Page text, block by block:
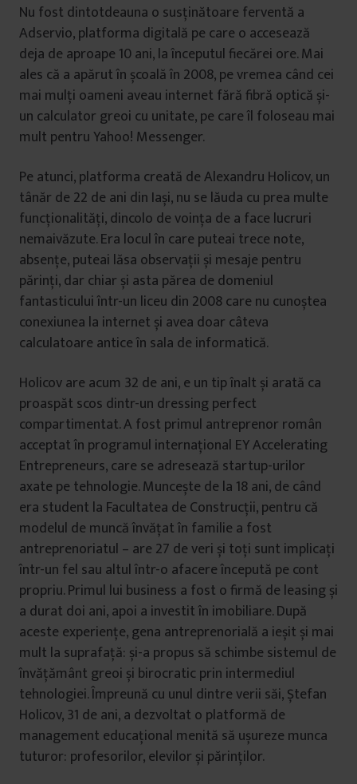
Nu fost dintotdeauna o susținătoare ferventă a
Adservio, platforma digitală pe care o accesează
deja de aproape 10 ani, la începutul fiecărei ore. Mai
ales că a apărut în școală în 2008, pe vremea când cei
mai mulți oameni aveau internet fără fibră optică și-
un calculator greoi cu unitate, pe care îl foloseau mai
mult pentru Yahoo! Messenger.
Pe atunci, platforma creată de Alexandru Holicov, un
tânăr de 22 de ani din Iași, nu se lăuda cu prea multe
funcționalități, dincolo de voința de a face lucruri
nemaivăzute. Era locul în care puteai trece note,
absențe, puteai lăsa observații și mesaje pentru
părinți, dar chiar și asta părea de domeniul
fantasticului într-un liceu din 2008 care nu cunoștea
conexiunea la internet și avea doar câteva
calculatoare antice în sala de informatică.
Holicov are acum 32 de ani, e un tip înalt și arată ca
proaspăt scos dintr-un dressing perfect
compartimentat. A fost primul antreprenor român
acceptat în programul internațional EY Accelerating
Entrepreneurs, care se adresează startup-urilor
axate pe tehnologie. Muncește de la 18 ani, de când
era student la Facultatea de Construcții, pentru că
modelul de muncă învățat în familie a fost
antreprenoriatul – are 27 de veri și toți sunt implicați
într-un fel sau altul într-o afacere începută pe cont
propriu. Primul lui business a fost o firmă de leasing și
a durat doi ani, apoi a investit în imobiliare. După
aceste experiențe, gena antreprenorială a ieșit și mai
mult la suprafață: și-a propus să schimbe sistemul de
învățământ greoi și birocratic prin intermediul
tehnologiei. Împreună cu unul dintre verii săi, Ștefan
Holicov, 31 de ani, a dezvoltat o platformă de
management educațional menită să ușureze munca
tuturor: profesorilor, elevilor și părinților.